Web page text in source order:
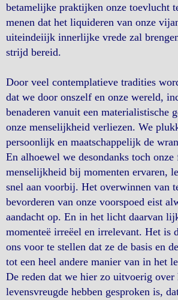
betamelijke praktijken onze toevlucht
menen dat het liquideren van onze
uiteindeiijk innerlijke vrede zal
strijd bereid.
Door veel contemplatieve tradities
dat we door onszelf en onze wereld,
benaderen vanuit een materialistische
onze menselijkheid verliezen. We
persoonlijk en maatschappelijk de
En alhoewel we desondanks toch onze
menselijkheid bij momenten ervaren,
snel aan voorbij. Het overwinnen van
bevorderen van onze voorspoed eist
aandacht op. En in het licht daarvan
momenteë irreëel en irrelevant. Het is
ons voor te stellen dat ze de basis en
tot een heel andere manier van in het
De reden dat we hier zo uitvoerig over
levensvreugde hebben gesproken is,